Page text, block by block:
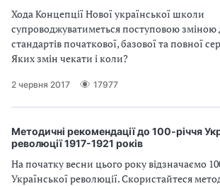
Хода Концепції Нової української школи
супроводжуватиметься поступовою
стандартів початкової, базової та повної
Яких змін чекати і коли?
2 червня 2017 17977
Методичні рекомендації до 100-річчя
революції 1917-1921 років
На початку весни цього року відзначаємо
Української революції. Скористайтеся